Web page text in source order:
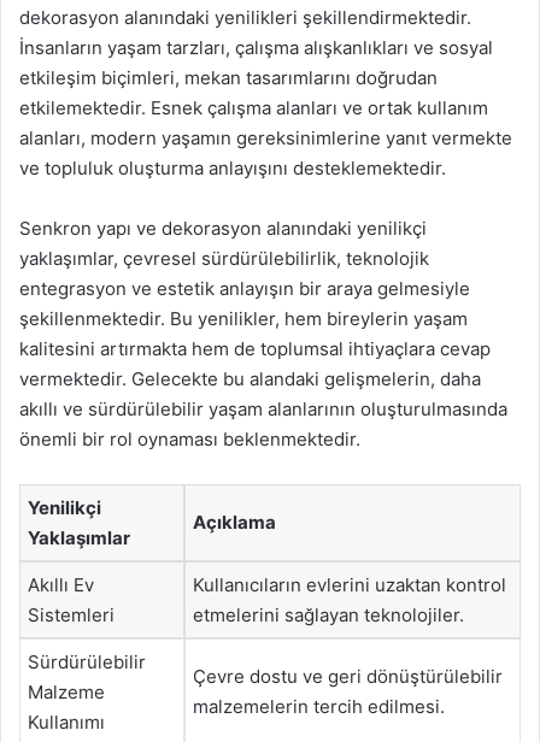
dekorasyon alanındaki yenilikleri şekillendirmektedir.
İnsanların yaşam tarzları, çalışma alışkanlıkları ve sosyal
etkileşim biçimleri, mekan tasarımlarını doğrudan
etkilemektedir. Esnek çalışma alanları ve ortak kullanım
alanları, modern yaşamın gereksinimlerine yanıt vermekte
ve topluluk oluşturma anlayışını desteklemektedir.
Senkron yapı ve dekorasyon alanındaki yenilikçi
yaklaşımlar, çevresel sürdürülebilirlik, teknolojik
entegrasyon ve estetik anlayışın bir araya gelmesiyle
şekillenmektedir. Bu yenilikler, hem bireylerin yaşam
kalitesini artırmakta hem de toplumsal ihtiyaçlara cevap
vermektedir. Gelecekte bu alandaki gelişmelerin, daha
akıllı ve sürdürülebilir yaşam alanlarının oluşturulmasında
önemli bir rol oynaması beklenmektedir.
Yenilikçi
Yaklaşımlar
Açıklama
Akıllı Ev
Sistemleri
Kullanıcıların evlerini uzaktan kontrol
etmelerini sağlayan teknolojiler.
Sürdürülebilir
Malzeme
Kullanımı
Çevre dostu ve geri dönüştürülebilir
malzemelerin tercih edilmesi.